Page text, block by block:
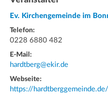
Ev. Kirchengemeinde im
Telefon:
0228 6880 482
E-Mail:
hardtberg@ekir.de
Webseite:
https://hardtberggemeinde.de/